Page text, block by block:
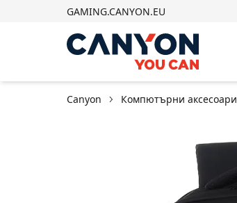
GAMING.CANYON.EU
Canyon Компютърни аксесоари